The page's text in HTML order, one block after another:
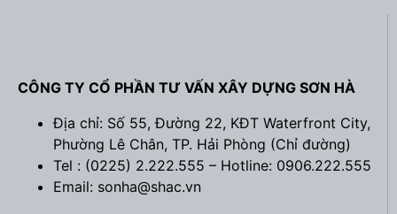
CÔNG TY CỔ PHẦN TƯ VẤN XÂY DỰNG SƠN HÀ
Địa chỉ: Số 55, Đường 22, KĐT Waterfront City,
Phường Lê Chân, TP. Hải Phòng (Chỉ đường)
Tel : (0225) 2.222.555 – Hotline: 0906.222.555
Email: sonha@shac.vn